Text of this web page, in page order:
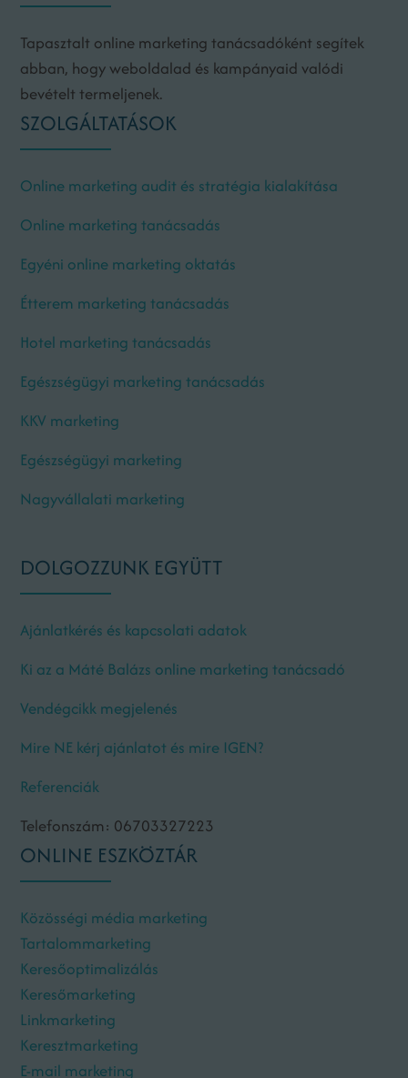
Tapasztalt online marketing tanácsadóként segítek
abban, hogy weboldalad és kampányaid valódi
bevételt termeljenek.
SZOLGÁLTATÁSOK
Online marketing audit és stratégia kialakítása
Online marketing tanácsadás
Egyéni online marketing oktatás
Étterem marketing tanácsadás
Hotel marketing tanácsadás
Egészségügyi marketing tanácsadás
KKV marketing
Egészségügyi marketing
Nagyvállalati marketing
DOLGOZZUNK EGYÜTT
Ajánlatkérés és kapcsolati adatok
Ki az a Máté Balázs online marketing tanácsadó
Vendégcikk megjelenés
Mire NE kérj ajánlatot és mire IGEN?
Referenciák
Telefonszám: 06703327223
ONLINE ESZKÖZTÁR
Közösségi média marketing
Tartalommarketing
Keresőoptimalizálás
Keresőmarketing
Linkmarketing
Keresztmarketing
E-mail marketing